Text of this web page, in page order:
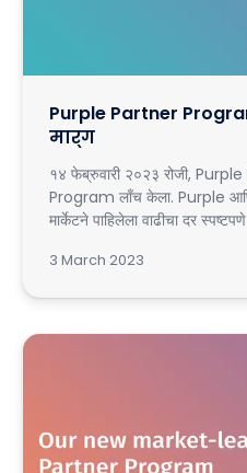
Purple Partner
मार्ग
१४ फेब्रुवारी २०२३ रोजी,
Program लाँच केला. Purple
मार्केटने पाहिलेला वाढीचा दर स्पष्टपणे
3 March 2023